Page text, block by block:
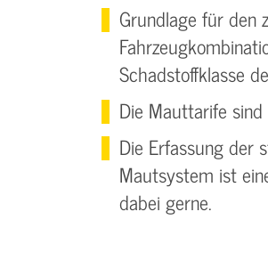
Grundlage für den
Schadstoffklasse
Die Mauttarife
Die Erfassung der
Mautsystem ist
dabei gerne.